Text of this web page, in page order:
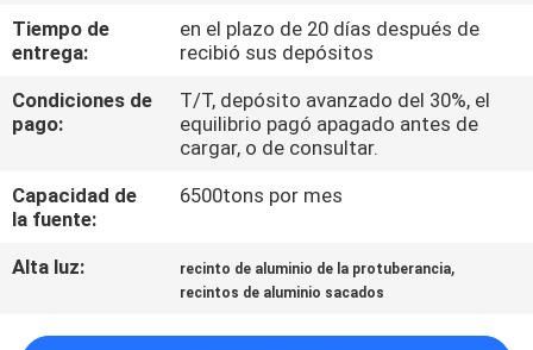
CALIDAD
ÉNTRENOS
EN
CONTACTO
CON
Tiempo de
entrega:
en el plazo de 20 días después de
recibió sus depósitos
Condiciones de
pago:
T/T, depósito avanzado del 30%, el
equilibrio pagó apagado antes de
cargar, o de consultar.
Capacidad de
la fuente:
6500tons por mes
Alta luz: recinto de aluminio de la protuberancia,
recintos de aluminio sacados